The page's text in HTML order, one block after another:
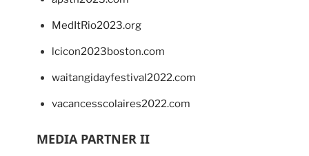
MedItRio2023.org
lcicon2023boston.com
waitangidayfestival2022.com
vacancesscolaires2022.com
MEDIA PARTNER II